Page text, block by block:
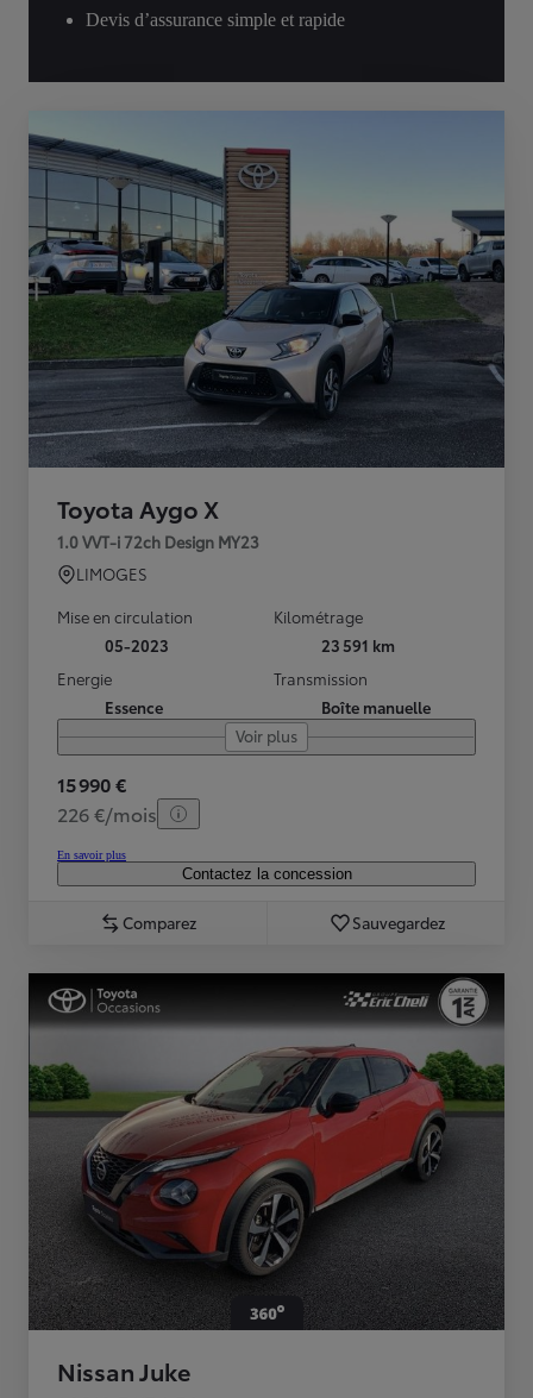
Devis d’assurance simple et rapide
Toyota Aygo X
1.0 VVT-i 72ch Design MY23
LIMOGES
Mise en circulation
05-2023
Kilométrage
23 591 km
Energie
Essence
Transmission
Boîte manuelle
Voir plus
15 990 €
226 €/mois
En savoir plus
Contactez la concession
Comparez Sauvegardez
Nissan Juke